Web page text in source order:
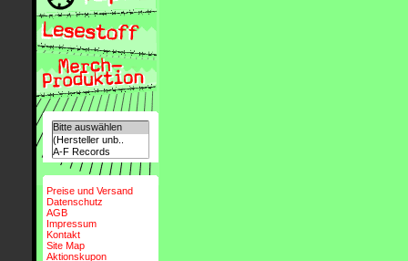
Preise und Versand
Datenschutz
AGB
Impressum
Kontakt
Site Map
Aktionskupon